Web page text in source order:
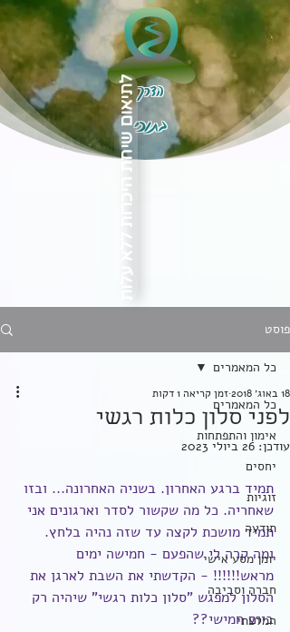
הדרך
בתוכילתיאום שיחת היכרות ללא עלות
פוסט
כל המאמרים
אימון והתפתחות
יחסים
זוגיות
תודעה
יומן מסע אישי
חברה וסביבה
המלצתי
כל המאמרים
לפני סלון כלות רגשי
18 באוג׳ 2018 זמן קריאה 1 דקות
עודכן: 26 ביולי 2023
תמיד ברגע האחרון. בשניה האחרונה... ובזו
שאחריה. כל מה שקשור לסדר וארגונים אני
תמיד מושכת לקצה עד שזה נהיה בלחץ.
ומה קרה לי שהפעם - חמישה ימים
מראש!!!!!! - הקדשתי את השבת לארגן את
הסלון למפגש "סלון כלות רגשי" שיהיה רק
ביום חמישי??